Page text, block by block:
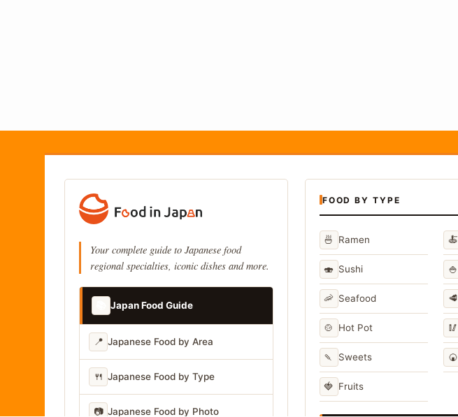
Your complete guide to Japanese food
regional specialties, iconic dishes and more.
Japan Food Guide
📍 Japanese Food by Area
🍴 Japanese Food by Type
📷 Japanese Food by Photo
FOOD BY TYPE
🍜 Ramen 🍝
🍣 Sushi 🍚
🦐 Seafood 🥩
🍲 Hot Pot 🥢
🍡 Sweets 🍘
🍓 Fruits